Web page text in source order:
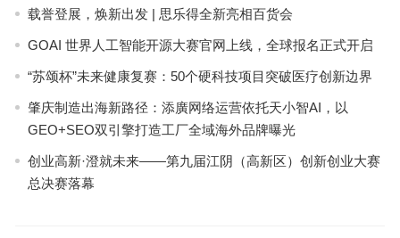
载誉登展，焕新出发 | 思乐得全新亮相百货会
GOAI 世界人工智能开源大赛官网上线，全球报名正式开启
“苏颂杯”未来健康复赛：50个硬科技项目突破医疗创新边界
肇庆制造出海新路径：添廣网络运营依托天小智AI，以
GEO+SEO双引擎打造工厂全域海外品牌曝光
创业高新·澄就未来——第九届江阴（高新区）创新创业大赛
总决赛落幕